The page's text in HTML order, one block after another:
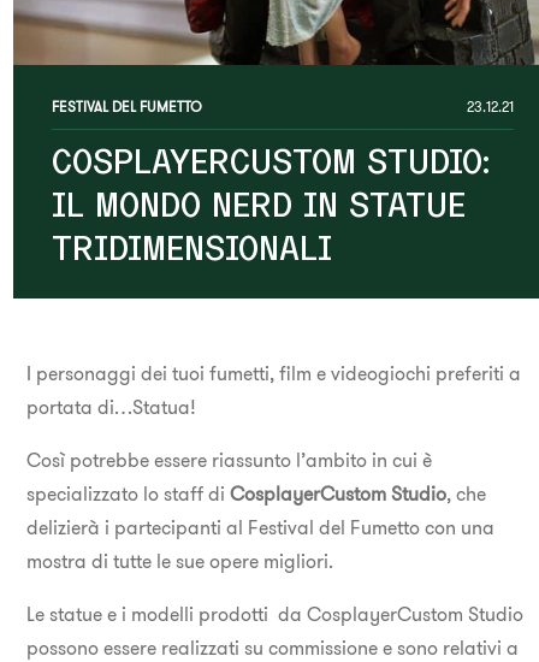
FESTIVAL DEL FUMETTO 23.12.21
COSPLAYERCUSTOM STUDIO:
IL MONDO NERD IN STATUE
TRIDIMENSIONALI
I personaggi dei tuoi fumetti, film e videogiochi preferiti a
portata di…Statua!
Così potrebbe essere riassunto l’ambito in cui è
specializzato lo staff diCosplayerCustom Studio, che
delizierà i partecipanti al Festival del Fumetto con una
mostra di tutte le sue opere migliori.
Le statue e i modelli prodotti da CosplayerCustom Studio
possono essere realizzati su commissione e sono relativi a